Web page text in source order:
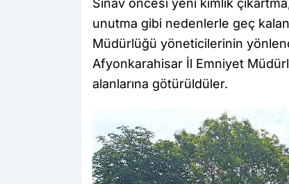
unutma gibi nedenlerle geç
Müdürlüğü yöneticilerinin
Afyonkarahisar İl Emniyet
alanlarına götürüldüler.